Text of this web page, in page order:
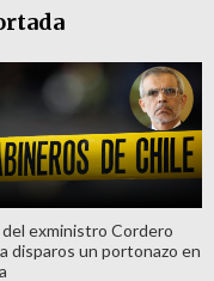
exministro Cordero
disparos un portonazo en